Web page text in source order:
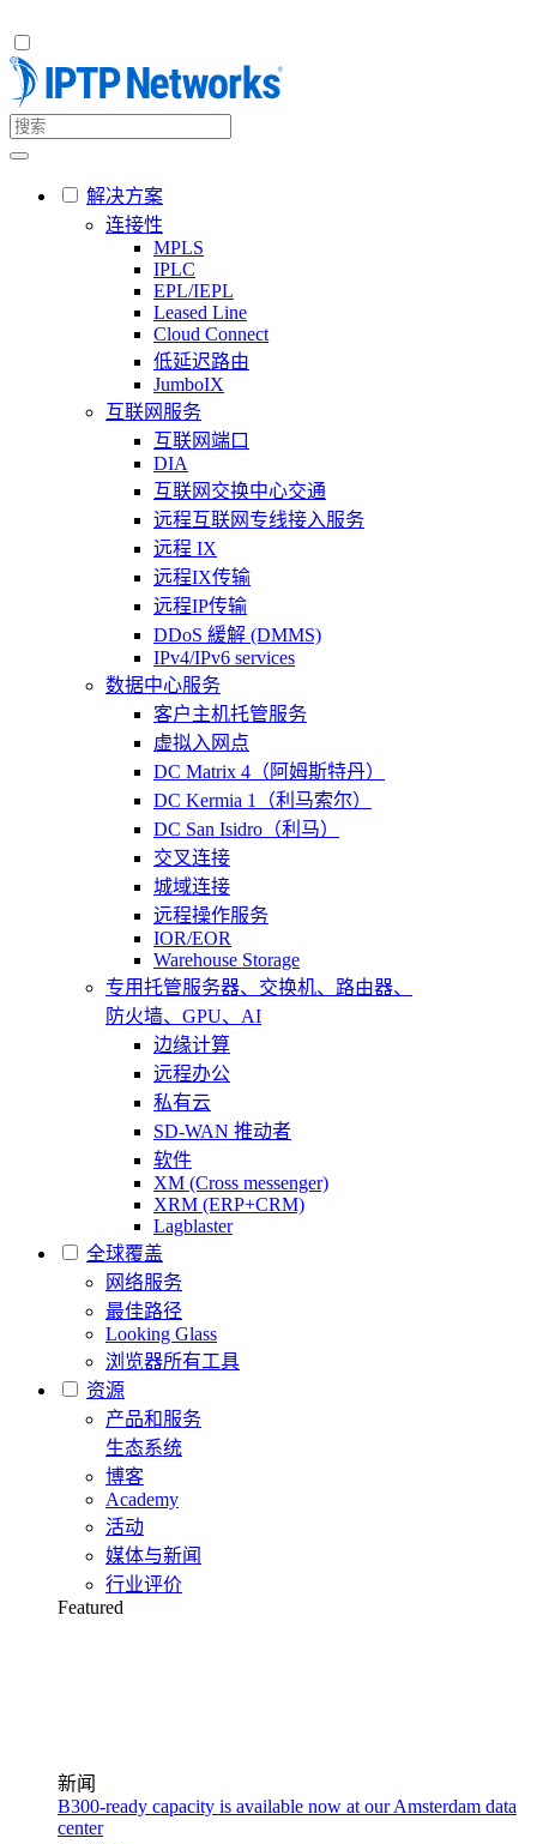
解决方案
连接性
MPLS
IPLC
EPL/IEPL
Leased Line
Cloud Connect
低延迟路由
JumboIX
互联网服务
互联网端口
DIA
互联网交换中心交通
远程互联网专线接入服务
远程 IX
远程IX传输
远程IP传输
DDoS 緩解 (DMMS)
IPv4/IPv6 services
数据中心服务
客户主机托管服务
虚拟入网点
DC Matrix 4（阿姆斯特丹）
DC Kermia 1（利马索尔）
DC San Isidro（利马）
交叉连接
城域连接
远程操作服务
IOR/EOR
Warehouse Storage
专用托管服务器、交换机、路由器、
防火墙、GPU、AI
边缘计算
远程办公
私有云
SD-WAN 推动者
软件
XM (Cross messenger)
XRM (ERP+CRM)
Lagblaster
全球覆盖
网络服务
最佳路径
Looking Glass
浏览器所有工具
资源
产品和服务
生态系统
博客
Academy
活动
媒体与新闻
行业评价
Featured
新闻
B300-ready capacity is available now at our Amsterdam data
center